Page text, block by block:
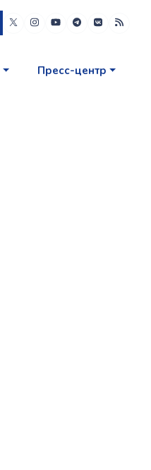
Пресс-центр